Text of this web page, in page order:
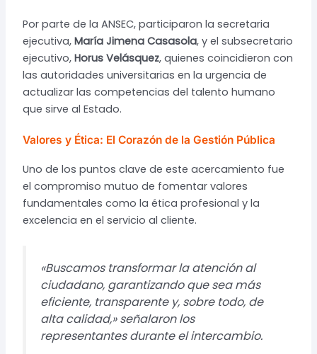
Por parte de la ANSEC, participaron la secretaria
ejecutiva, María Jimena Casasola, y el subsecretario
ejecutivo, Horus Velásquez, quienes coincidieron con
las autoridades universitarias en la urgencia de
actualizar las competencias del talento humano
que sirve al Estado.
Valores y Ética: El Corazón de la Gestión Pública
Uno de los puntos clave de este acercamiento fue
el compromiso mutuo de fomentar valores
fundamentales como la ética profesional y la
excelencia en el servicio al cliente.
«Buscamos transformar la atención al
ciudadano, garantizando que sea más
eficiente, transparente y, sobre todo, de
alta calidad,» señalaron los
representantes durante el intercambio.